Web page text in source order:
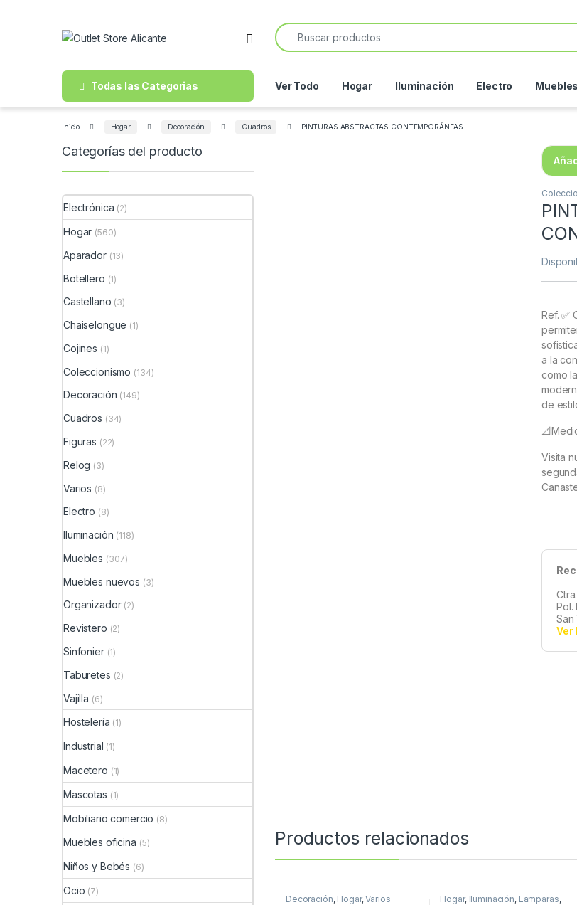
Open
Search for:
Todas las Categorias Ver Todo Hogar Iluminación Electro Muebles
Inicio Hogar Decoración Cuadros PINTURAS ABSTRACTAS CONTEMPORÁNEAS
Ref. ✅
a la
como
de
Visita
Pol.
San
Ver
Productos relacionados
Decoración, Hogar,Varios Hogar, Iluminación, Lamparas,
Categorías del producto
Electrónica (2)
Hogar (560)
Aparador (13)
Botellero (1)
Castellano (3)
Chaiselongue (1)
Cojines (1)
Coleccionismo (134)
Decoración (149)
Cuadros (34)
Figuras (22)
Relog (3)
Varios (8)
Electro (8)
Iluminación (118)
Muebles (307)
Muebles nuevos (3)
Organizador (2)
Revistero (2)
Sinfonier (1)
Taburetes (2)
Vajilla (6)
Hostelería (1)
Industrial (1)
Macetero (1)
Mascotas (1)
Mobiliario comercio (8)
Muebles oficina (5)
Niños y Bebés (6)
Ocio (7)